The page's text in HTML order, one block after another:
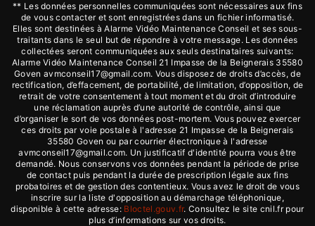
** Les données personnelles communiquées sont nécessaires aux fins
de vous contacter et sont enregistrées dans un fichier informatisé.
Elles sont destinées à Alarme Vidéo Maintenance Conseil et ses sous-
traitants dans le seul but de répondre à votre message. Les données
collectées seront communiquées aux seuls destinataires suivants:
Alarme Vidéo Maintenance Conseil 21 Impasse de la Beignerais 35580
Goven avmconseil17@gmail.com. Vous disposez de droits d’accès, de
rectification, d’effacement, de portabilité, de limitation, d’opposition, de
retrait de votre consentement à tout moment et du droit d’introduire
une réclamation auprès d’une autorité de contrôle, ainsi que
d’organiser le sort de vos données post-mortem. Vous pouvez exercer
ces droits par voie postale à l'adresse 21 Impasse de la Beignerais
35580 Goven ou par courrier électronique à l'adresse
avmconseil17@gmail.com. Un justificatif d'identité pourra vous être
demandé. Nous conservons vos données pendant la période de prise
de contact puis pendant la durée de prescription légale aux fins
probatoires et de gestion des contentieux. Vous avez le droit de vous
inscrire sur la liste d'opposition au démarchage téléphonique,
disponible à cette adresse: Bloctel.gouv.fr. Consultez le site cnil.fr pour
plus d’informations sur vos droits.